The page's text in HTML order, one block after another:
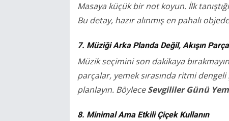
Masaya küçük bir not koyun. İlk
Bu detay, hazır alınmış en pahalı
7. Müziği Arka Planda Değil, Akışın
Müzik seçimini son dakikaya
parçalar, yemek sırasında ritmi
planlayın. BöyleceSevgililer Günü
8. Minimal Ama Etkili Çiçek Kullanın